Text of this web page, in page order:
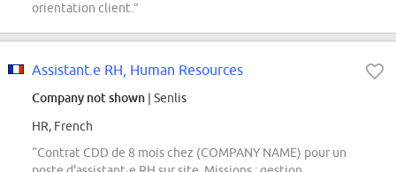
orientation client.”
Assistant.e RH, Human Resources
Company not shown | Senlis
HR, French
“Contrat CDD de 8 mois chez (COMPANY NAME) pour un